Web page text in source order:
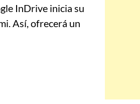
InDrive inicia su
Así, ofrecerá un